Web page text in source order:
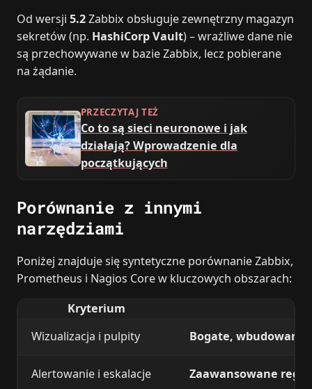
Od wersji 5.2Zabbix obsługuje zewnętrzny magazyn
sekretów (np. HashiCorp Vault) – wrażliwe dane nie
są przechowywane w bazie Zabbix, lecz pobierane
na żądanie.
PRZECZYTAJ TEŻ
Co to są sieci neuronowe i jak
działają? Wprowadzenie dla
początkujących
Porównanie z innymi
narzędziami
Poniżej znajduje się syntetyczne porównanie Zabbix,
Prometheus i Nagios Core w kluczowych obszarach:
Kryterium
Wizualizacja i pulpity
Bogate, wbudowane
Alertowanie i eskalacje Zaawansowane